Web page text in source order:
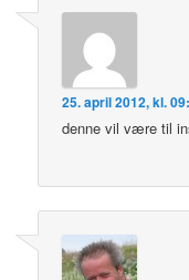
25. april 2012, kl.
denne vil være til